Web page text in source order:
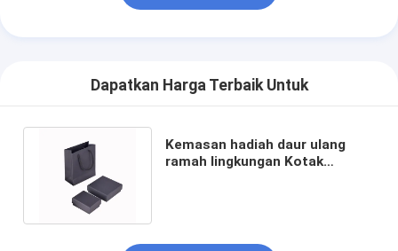
Dapatkan Harga Terbaik Untuk
Kemasan hadiah daur ulang
ramah lingkungan Kotak